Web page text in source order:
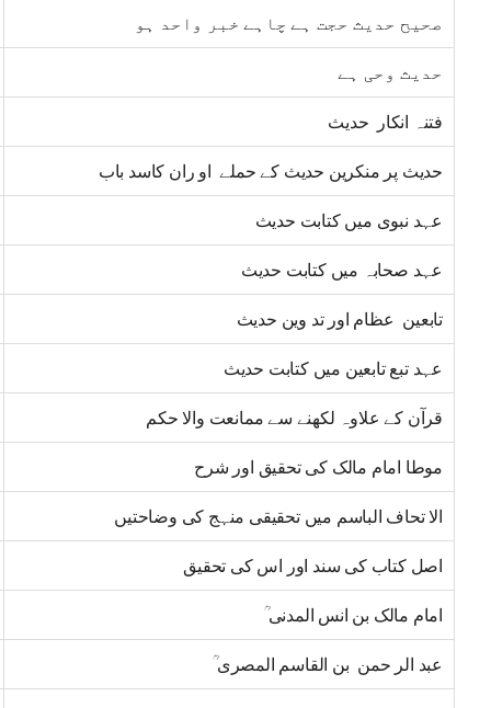
صحیح حدیث حجت ہے چاہے خبر واحد ہو
حدیث وحی ہے
فتنہ انکار حدیث
حدیث پر منکرین حدیث کے حملے او ران کاسد باب
عہد نبوی میں کتابت حدیث
عہد صحابہ میں کتابت حدیث
تابعین عظام اور تد وین حدیث
عہد تبع تابعین میں کتابت حدیث
قرآن کے علاوہ لکھنے سے ممانعت والا حکم
موطا امام مالک کی تحقیق اور شرح
الا تحاف الباسم میں تحقیقی منہج کی وضاحتیں
اصل کتاب کی سند اور اس کی تحقیق
امام مالک بن انس المدنی ؒ
عبد الر حمن بن القاسم المصری ؒ